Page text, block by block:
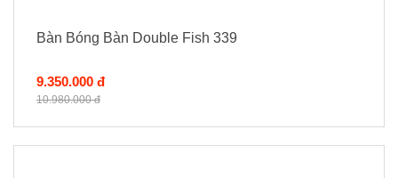
Bàn Bóng Bàn Double Fish 339
9.350.000 đ
10.980.000 đ